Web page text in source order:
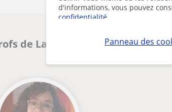
d'informations, vous pouvez
confidentialité.
Panneau des
de Latin et Grec à City of